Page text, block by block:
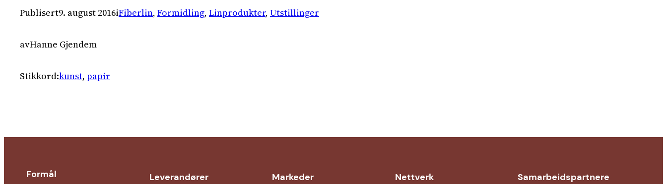
Publisert9. august 2016iFiberlin, Formidling, Linprodukter, Utstillinger
avHanne Gjendem
Stikkord:kunst, papir
Formål Leverandører Markeder Nettverk Samarbeids­partnere